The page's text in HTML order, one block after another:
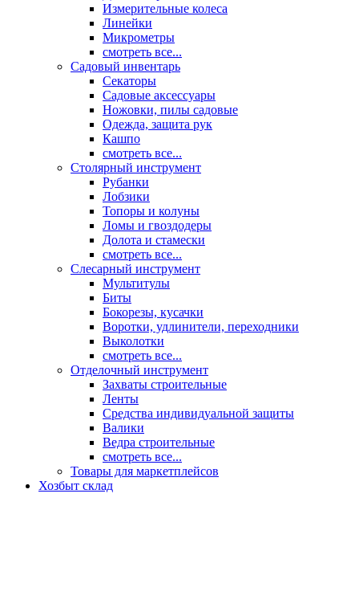
Измерительные колеса
Линейки
Микрометры
смотреть все...
Садовый инвентарь
Секаторы
Садовые аксессуары
Ножовки, пилы садовые
Одежда, защита рук
Кашпо
смотреть все...
Столярный инструмент
Рубанки
Лобзики
Топоры и колуны
Ломы и гвоздодеры
Долота и стамески
смотреть все...
Слесарный инструмент
Мультитулы
Биты
Бокорезы, кусачки
Воротки, удлинители, переходники
Выколотки
смотреть все...
Отделочный инструмент
Захваты строительные
Ленты
Средства индивидуальной защиты
Валики
Ведра строительные
смотреть все...
Товары для маркетплейсов
Хозбыт склад